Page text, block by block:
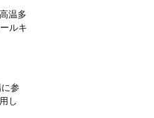
温多
ルキ
参
し